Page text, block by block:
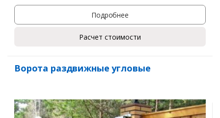
Подробнее
Расчет стоимости
Ворота раздвижные угловые